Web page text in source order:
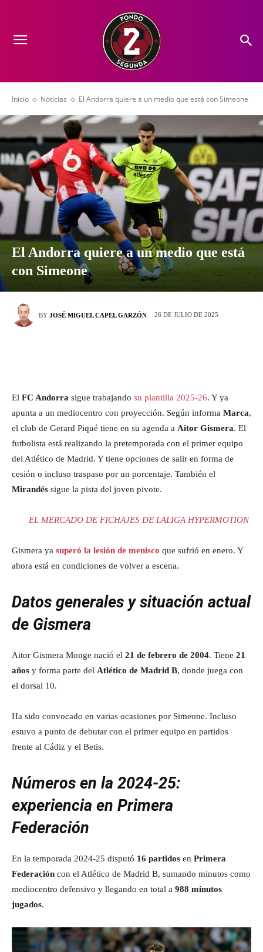
Inicio Noticias El Andorra quiere a un medio que está con Simeone
El Andorra quiere a un medio que está
con Simeone
BY JOSÉ MIGUEL CAPEL GARZÓN 26 DE JULIO DE 2025
El FC Andorra sigue trabajando su plantilla 2025‑26. Y ya
apunta a un mediocentro con proyección. Según informa Marca,
el club de Gerard Piqué tiene en su agenda a Aitor Gismera. El
futbolista está realizando la pretemporada con el primer equipo
del Atlético de Madrid. Y tiene opciones de salir en forma de
cesión o incluso traspaso por un porcentaje. También el
Mirandés sigue la pista del joven pivote.
EL MERCADO DE FICHAJES DE LALIGA HYPERMOTION
Gismera ya superó la lesión de menisco que sufrió en enero. Y
ahora está en condiciones de volver a escena.
Datos generales y situación actual
de Gismera
Aitor Gismera Monge nació el 21 de febrero de 2004. Tiene 21
años y forma parte del Atlético de Madrid B, donde juega con
el dorsal 10.
Ha sido convocado en varias ocasiones por Simeone. Incluso
estuvo a punto de debutar con el primer equipo en partidos
frente al Cádiz y el Betis.
Números en la 2024‑25:
experiencia en Primera
Federación
En la temporada 2024‑25 disputó 16 partidos en Primera
Federación con el Atlético de Madrid B, sumando minutos como
mediocentro defensivo y llegando en total a 988 minutos
jugados.